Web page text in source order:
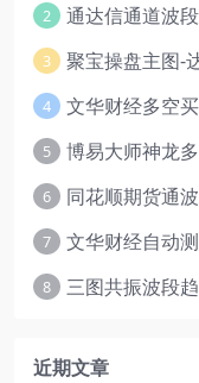
2 通达信通道波
3 聚宝操盘主图-
4 文华财经多空
5 博易大师神龙
6 同花顺期货通
7
8
近期文章